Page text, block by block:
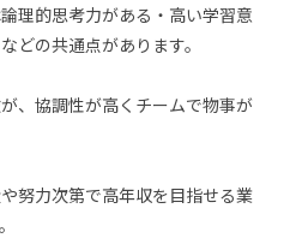
理的思考力がある・高い学習意
どの共通点があります。
、協調性が高くチームで物事が
努力次第で高年収を目指せる業